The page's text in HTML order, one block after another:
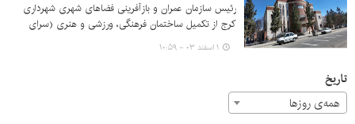
رئیس سازمان عمران و بازآفرینی فضاهای شهری شهرداری
کرج از تکمیل ساختمان فرهنگی، ورزشی و هنری (سرای
محله) آق تپه واقع در پارک الغدیر در راستای افزایش سرانه
فرهنگی و ورزشی شهر کرج خبر داد.
۱ اسفند ۰۳ - ۱۰:۵۹
تاریخ
همه‌ی روزها